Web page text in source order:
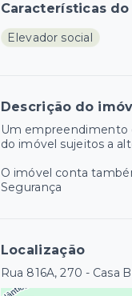
Características
Elevador social
Descrição do
Um empreendimento
do imóvel sujeitos a
O imóvel conta
Segurança
Localização
Rua 816A, 270 - Casa